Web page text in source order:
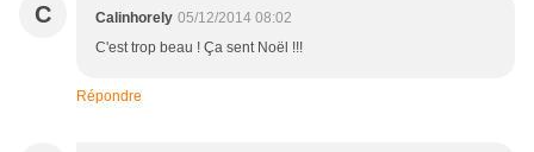
C Calinhorely 05/12/2014 08:02
C'est trop beau ! Ça sent Noël !!!
Répondre